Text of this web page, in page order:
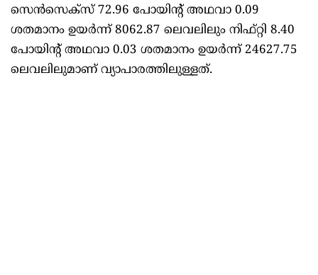
സെന്‍സെക്‌സ് 72.96 പോയിന്റ് അഥവാ 0.09
ശതമാനം ഉയര്‍ന്ന് 8062.87 ലെവലിലും നിഫ്റ്റി 8.40
പോയിന്റ് അഥവാ 0.03 ശതമാനം ഉയര്‍ന്ന് 24627.75
ലെവലിലുമാണ് വ്യാപാരത്തിലുള്ളത്.